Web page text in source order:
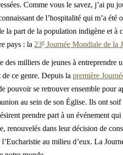
Comme vous le savez, j’ai pu
de l’hospitalité qui m’a été
la part de la population indigène et à
pays : la 23e Journée Mondiale de la
des milliers de jeunes à entreprendre
ce genre. Depuis la première
pouvoir se retrouver ensemble pour
au sein de son Église. Ils ont
prendre part à un événement
renouvelés dans leur décision de
au milieu d’eux. La